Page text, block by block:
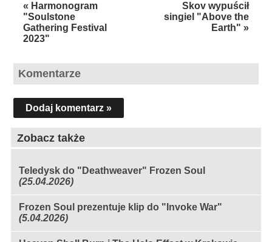
« Harmonogram
"Soulstone
Gathering Festival
2023"
Skov wypuścił
singiel "Above the
Earth" »
Komentarze
Dodaj komentarz »
Zobacz także
Teledysk do "Deathweaver" Frozen Soul
(25.04.2026)
Frozen Soul prezentuje klip do "Invoke War"
(5.04.2026)